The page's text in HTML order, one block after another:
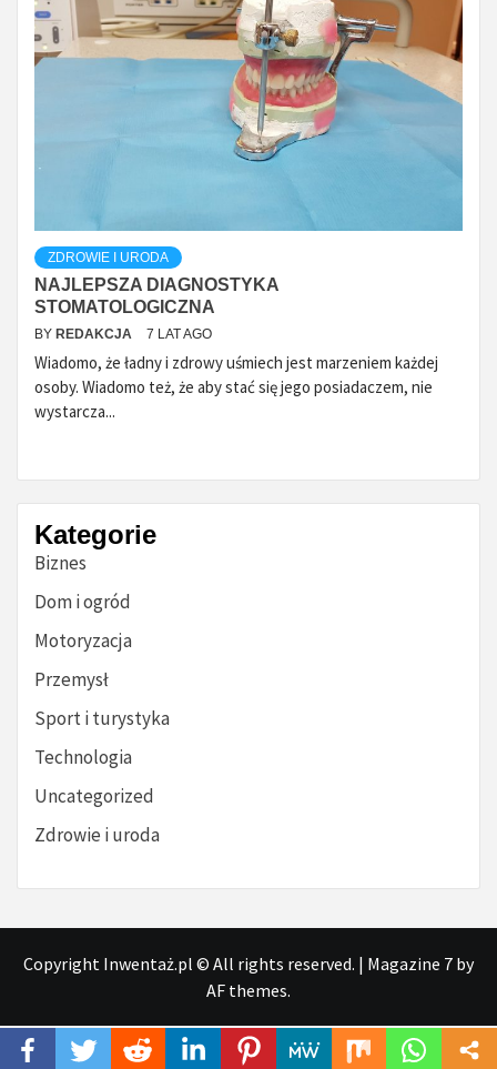
ZDROWIE I URODA
NAJLEPSZA DIAGNOSTYKA
STOMATOLOGICZNA
BY REDAKCJA 7 LAT AGO
Wiadomo, że ładny i zdrowy uśmiech jest marzeniem każdej
osoby. Wiadomo też, że aby stać się jego posiadaczem, nie
wystarcza...
Kategorie
Biznes
Dom i ogród
Motoryzacja
Przemysł
Sport i turystyka
Technologia
Uncategorized
Zdrowie i uroda
Copyright Inwentaż.pl © All rights reserved. | Magazine 7 by
AF themes.